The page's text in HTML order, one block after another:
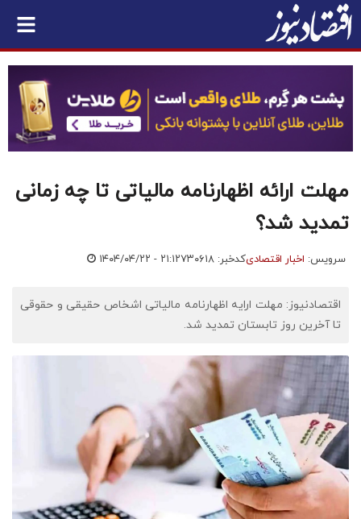
مهلت ارائه اظهارنامه مالیاتی تا چه زمانی
تمدید شد؟
سرویس: اخبار اقتصادیکدخبر: ۷۳۰۶۱۸ ۱۴۰۴/۰۴/۲۲ - ۲۱:۱۲
اقتصادنیوز: مهلت ارایه اظهارنامه مالیاتی اشخاص حقیقی و حقوقی
تا آخرین روز تابستان تمدید شد.